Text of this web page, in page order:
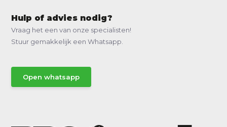
Hulp of advies nodig?
Vraag het een van onze specialisten!
Stuur gemakkelijk een Whatsapp.
Open whatsapp